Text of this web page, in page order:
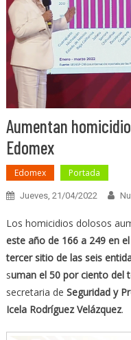
Aumentan
Edomex
Edomex Portada
Jueves, 21/04/2022
Los homicidios dolosos
este año de 166 a 249 en
tercer sitio de las seis
suman el 50 por ciento del
secretaria de Seguridad y
Icela Rodríguez Velázquez.